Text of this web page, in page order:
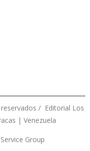
/ Editorial Los
| Venezuela
Group